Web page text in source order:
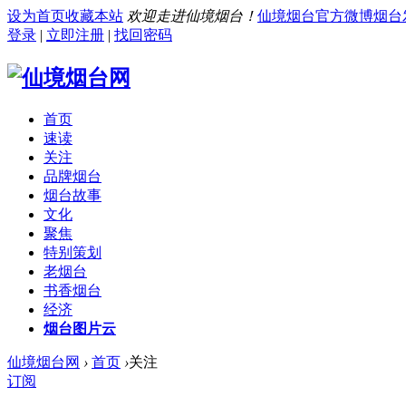
设为首页收藏本站 欢迎走进仙境烟台！ 仙境烟台官方微博烟台
登录 | 立即注册 | 找回密码
首页
速读
关注
品牌烟台
烟台故事
文化
聚焦
特别策划
老烟台
书香烟台
经济
烟台图片云
仙境烟台网 › 首页 ›关注
订阅